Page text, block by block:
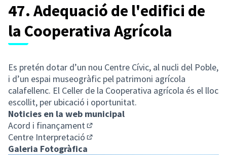
47. Adequació de l'edifici de
la Cooperativa Agrícola
Es pretén dotar d’un nou Centre Cívic, al nucli del Poble,
i d’un espai museogràfic pel patrimoni agrícola
calafellenc. El Celler de la Cooperativa agrícola és el lloc
escollit, per ubicació i oportunitat.
Noticies en la web municipal
Acord i finançament
(Enllaç extern)
Centre Interpretació
(Enllaç extern)
Galeria Fotogràfica